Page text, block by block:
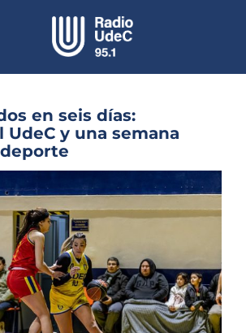
Radio UdeC en vivo
Quiénes Somos
Programación
Podcast
Noticias
Reportajes
Columnas
Música Clásica
en seis días:
UdeC y una semana